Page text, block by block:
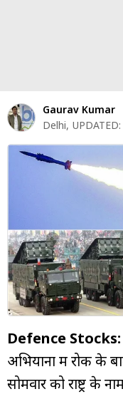
शेयर
बाज़ार
बिजनेस
फंड
Gaurav Kumar
Delhi, UPDATED:
Defence Stocks:
अभियानों में रोक के
सोमवार को राष्ट्र के